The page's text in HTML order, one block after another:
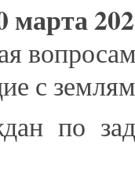
с
по